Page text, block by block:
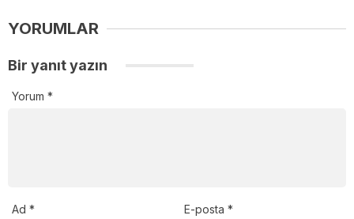
YORUMLAR
Bir yanıt yazın
Yorum *
Ad * E-posta*